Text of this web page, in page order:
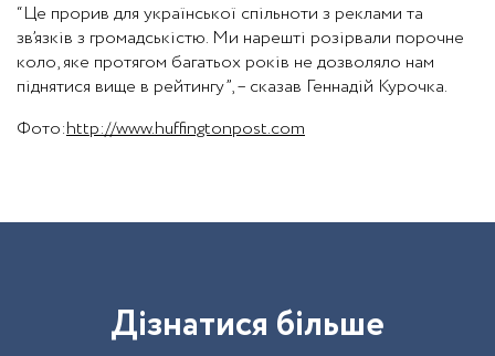
“Це прорив для української спільноти з реклами та
зв’язків з громадськістю. Ми нарешті розірвали порочне
коло, яке протягом багатьох років не дозволяло нам
піднятися вище в рейтингу”, – сказав Геннадій Курочка.
Фото:http://www.huffingtonpost.com
Дізнатися більше